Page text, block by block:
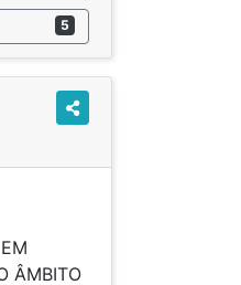
5
ÂMBITO